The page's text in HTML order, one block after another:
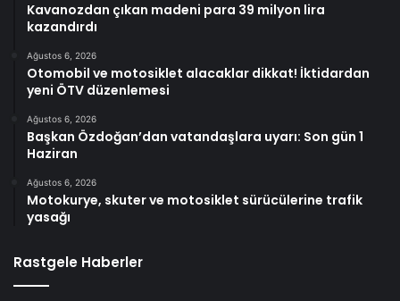
Kavanozdan çıkan madeni para 39 milyon lira
kazandırdı
Ağustos 6, 2026
Otomobil ve motosiklet alacaklar dikkat! İktidardan
yeni ÖTV düzenlemesi
Ağustos 6, 2026
Başkan Özdoğan’dan vatandaşlara uyarı: Son gün 1
Haziran
Ağustos 6, 2026
Motokurye, skuter ve motosiklet sürücülerine trafik
yasağı
Rastgele Haberler